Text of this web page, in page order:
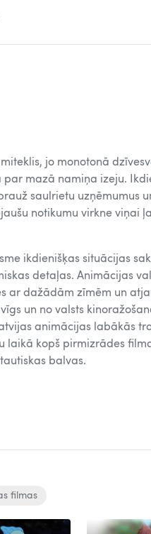
jo monotonā
par mazā namiņa izeju.
saulrietu uzņēmumus
notikumu virkne viņai
ikdienišķas situācijas
detaļas. Animācijas
ar dažādām zīmēm un
un no valsts
animācijas labākās
laikā kopš pirmizrādes
balvas.
filmas